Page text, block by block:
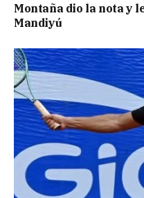
Montaña dio la nota y
Mandiyú